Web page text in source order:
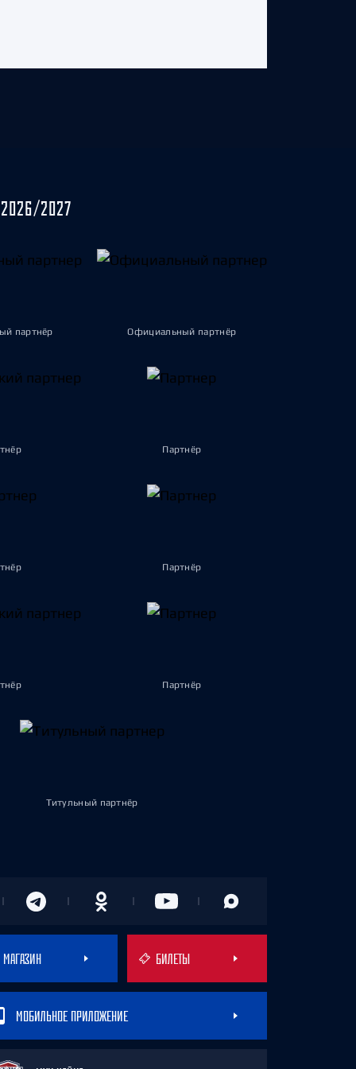
2027
партнёр Официальный партнёр
Партнёр
Партнёр
Партнёр
Титульный партнёр
МАГАЗИН БИЛЕТЫ
МОБИЛЬНОЕ ПРИЛОЖЕНИЕ